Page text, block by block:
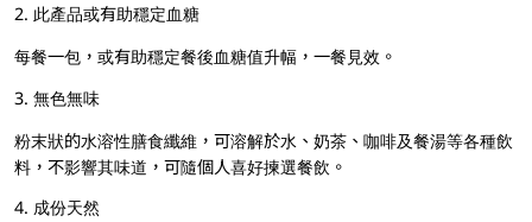
2. 此產品或有助穩定血糖
每餐一包，或有助穩定餐後血糖值升幅，一餐見效。
3. 無色無味
粉末狀的水溶性膳食纖維，可溶解於水、奶茶、咖啡及餐湯等各種飲
料，不影響其味道，可隨個人喜好揀選餐飲。
4. 成份天然